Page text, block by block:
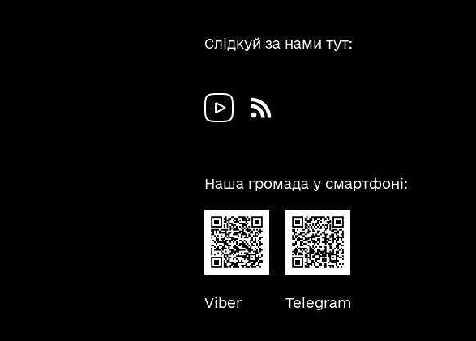
Слідкуй за нами тут:
Наша громада у смартфоні:
Viber Telegram